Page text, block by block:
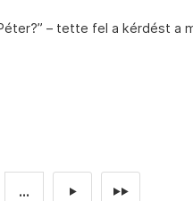
– tette fel a kérdést a
... ► ►►